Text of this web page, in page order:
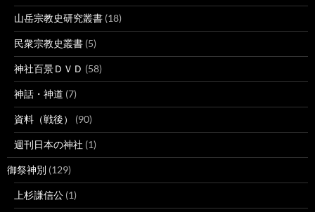
山岳宗教史研究叢書 (18)
民衆宗教史叢書 (5)
神社百景ＤＶＤ (58)
神話・神道 (7)
資料（戦後） (90)
週刊日本の神社 (1)
御祭神別 (129)
上杉謙信公 (1)